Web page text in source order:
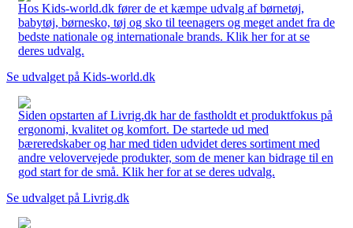
Hos Kids-world.dk fører de et kæmpe udvalg af børnetøj,
babytøj, børnesko, tøj og sko til teenagers og meget andet fra de
bedste nationale og internationale brands. Klik her for at se
deres udvalg.
Se udvalget på Kids-world.dk
Siden opstarten af Livrig.dk har de fastholdt et produktfokus på
ergonomi, kvalitet og komfort. De startede ud med
bæreredskaber og har med tiden udvidet deres sortiment med
andre velovervejede produkter, som de mener kan bidrage til en
god start for de små. Klik her for at se deres udvalg.
Se udvalget på Livrig.dk